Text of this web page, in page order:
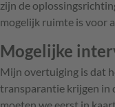
zijn de
mogelijk ruimte is voor
Mogelijke
Mijn overtuiging is dat
transparantie krijgen in
moeten we eerst in